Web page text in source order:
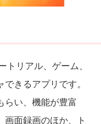
トリアル、ゲーム、
きるアプリです。
らい、機能が豊富
画面録画のほか、ト